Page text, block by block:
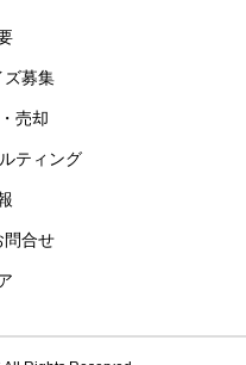
ズ募集
売却
ティング
問合せ